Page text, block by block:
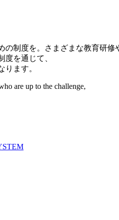
度を通じて、
ります。
are up to the challenge,